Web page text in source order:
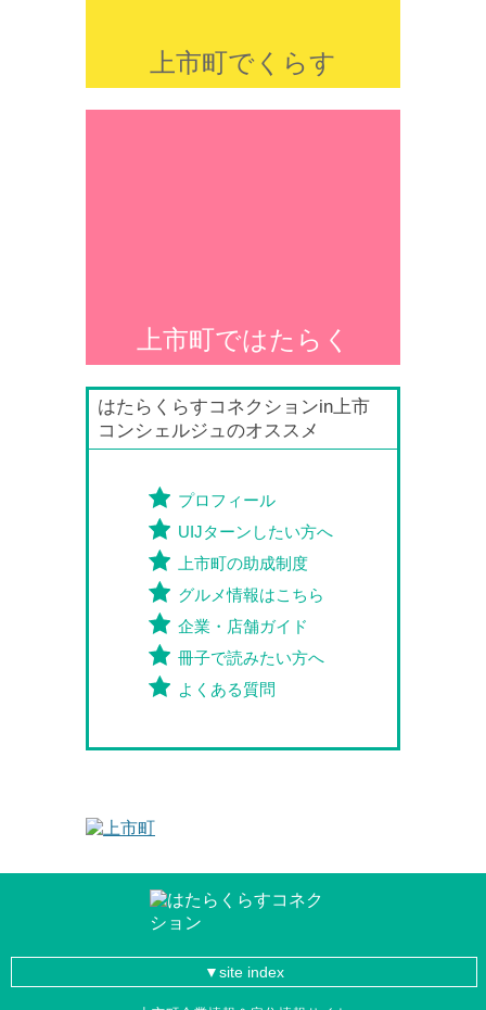
上市町でくらす
上市町ではたらく
はたらくらすコネクションin上市
コンシェルジュのオススメ
プロフィール
UIJターンしたい方へ
上市町の助成制度
グルメ情報はこちら
企業・店舗ガイド
冊子で読みたい方へ
よくある質問
site index